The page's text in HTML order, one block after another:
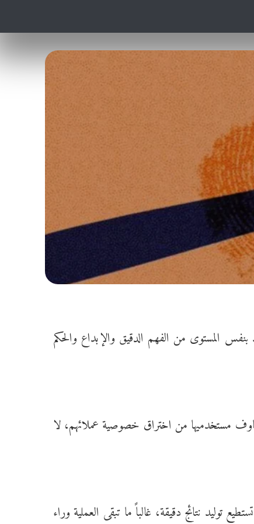
بنفس المستوى من الفهم الدقيق والإبداع والحكم
مستخدميها من اختراق خصوصيةعملائهم، لا
توليد نتائج دقيقة، غالباً ما تبقى العملية وراء